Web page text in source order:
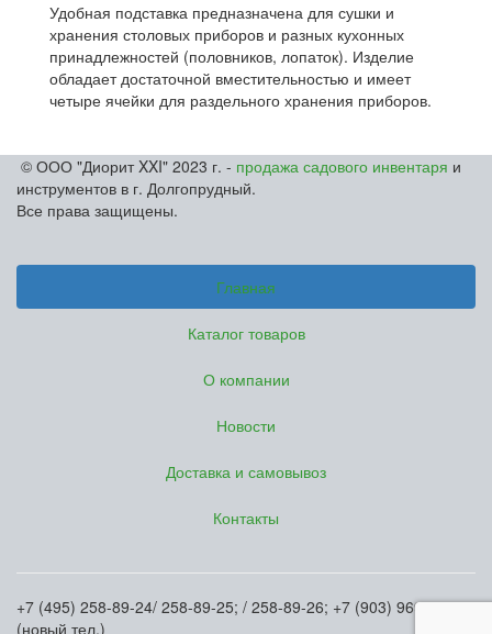
Удобная подставка предназначена для сушки и
хранения столовых приборов и разных кухонных
принадлежностей (половников, лопаток). Изделие
обладает достаточной вместительностью и имеет
четыре ячейки для раздельного хранения приборов.
© ООО "Диорит XXI" 2023 г. - продажа садового инвентаря и
инструментов в г. Долгопрудный.
Все права защищены.
Главная
Каталог товаров
О компании
Новости
Доставка и самовывоз
Контакты
+7 (495) 258-89-24/ 258-89-25; / 258-89-26; +7 (903) 969-62-20
(новый тел.)